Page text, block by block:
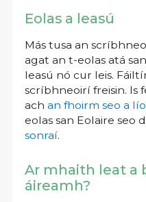
Eolas a leasú
Más tusa an
agat an t-eolas atá
leasú nó cur leis.
scríbhneoirí freisin. Is
ach an fhoirm seo a
eolas san Eolaire seo
sonraí.
Ar mhaith leat a
áireamh?